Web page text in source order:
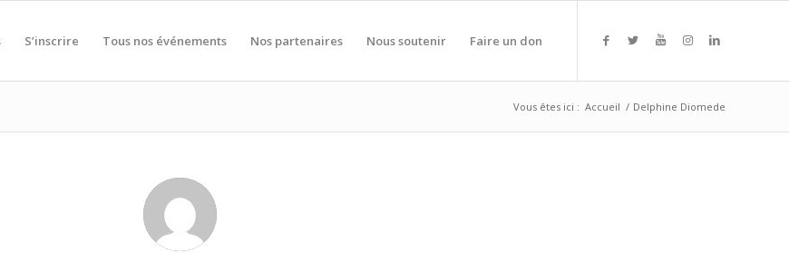
S’inscrire Tous nos événements Nos partenaires Nous soutenir Faire un don
Vous êtes ici : Accueil / Delphine Diomede